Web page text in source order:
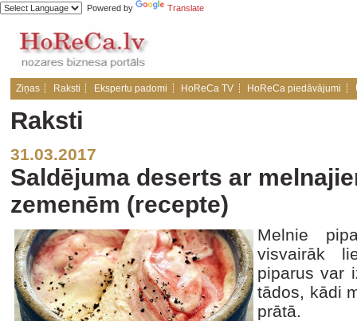
Powered by Translate
Ziņas Raksti Ekspertu padomi HoReCa TV HoReCa piedāvājumi
Raksti
31.03.2017
Saldējuma deserts ar
zemenēm (recepte)
Melnie
visvairāk
piparus var
tādos, kādi
prātā.